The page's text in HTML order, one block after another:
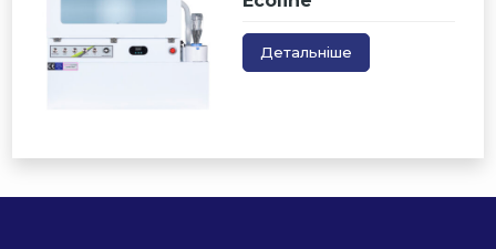
Детальніше